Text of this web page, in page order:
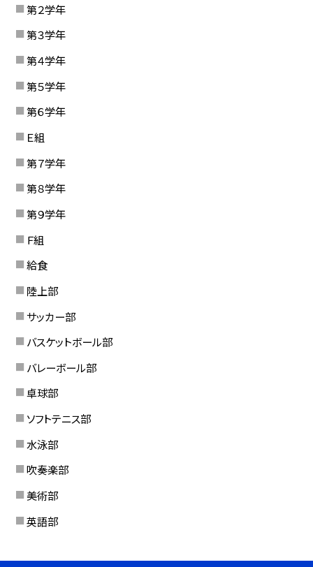
第２学年
第３学年
第４学年
第５学年
第６学年
Ｅ組
第７学年
第８学年
第９学年
Ｆ組
給食
陸上部
サッカー部
バスケットボール部
バレーボール部
卓球部
ソフトテニス部
水泳部
吹奏楽部
美術部
英語部